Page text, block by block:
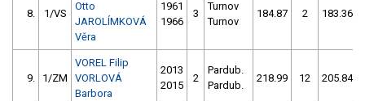
8. 1/VS
Otto
JAROLÍMKOVÁ
Věra
1961
1966
3
Turnov
Turnov
184.87 2 183.36
9. 1/ZM
VOREL Filip
VORLOVÁ
Barbora
2013
2015
2
Pardub.
Pardub.
218.99 12 205.84